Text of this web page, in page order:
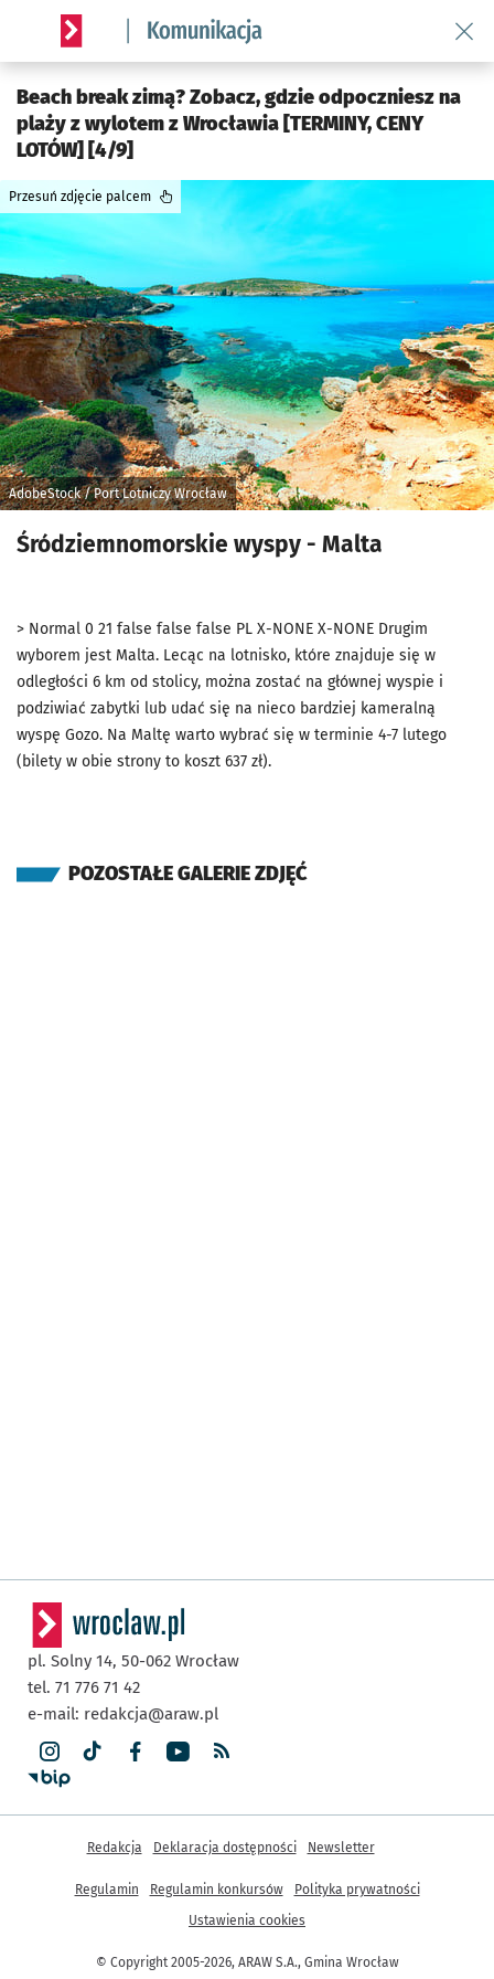
Serwis informacyjny wroclaw.pl podserwis: Komunikacja
Beach break zimą? Zobacz, gdzie odpoczniesz na
plaży z wylotem z Wrocławia [TERMINY, CENY
LOTÓW] [4/9]
AdobeStock / Port Lotniczy Wrocław
Przesuń zdjęcie palcem
Śródziemnomorskie wyspy - Malta
> Normal 0 21 false false false PL X-NONE X-NONE Drugim
wyborem jest Malta. Lecąc na lotnisko, które znajduje się w
odległości 6 km od stolicy, można zostać na głównej wyspie i
podziwiać zabytki lub udać się na nieco bardziej kameralną
wyspę Gozo. Na Maltę warto wybrać się w terminie 4-7 lutego
(bilety w obie strony to koszt 637 zł).
POZOSTAŁE GALERIE ZDJĘĆ
pl. Solny 14, 50-062 Wrocław
tel. 71 776 71 42
e-mail: redakcja@araw.pl
© Copyright 2005-2026, ARAW S.A., Gmina Wrocław
Inne informacje
Redakcja Deklaracja dostępności Newsletter
Regulamin Regulamin konkursów
Polityka prywatności
Ustawienia cookies